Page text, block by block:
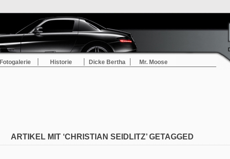
Fotogalerie Historie Dicke Bertha Mr. Moose
ARTIKEL MIT ‘CHRISTIAN SEIDLITZ’ GETAGGED